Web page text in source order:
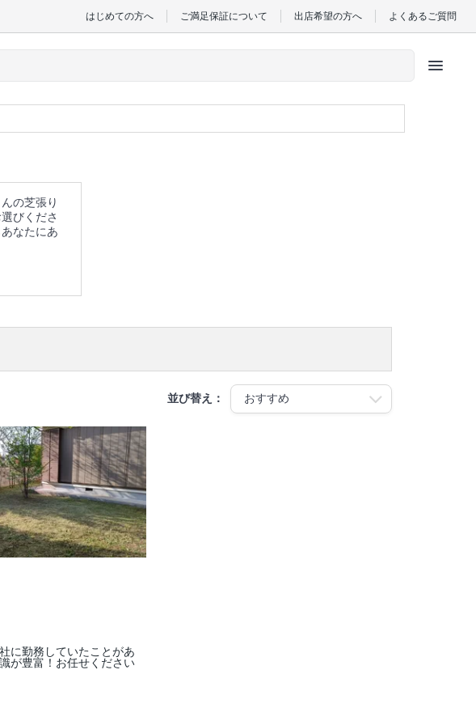
はじめての方へ ご満足保証について 出店希望の方へ よくあるご質問
menu
の芝張り
びくださ
なたにあ
場合があ
並び替え：
に勤務していたことがあ
が豊富！お任せください